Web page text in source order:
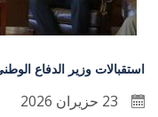
استقبالات وزير الدفاع